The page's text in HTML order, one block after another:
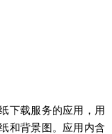
下载服务的应用，用
和背景图。应用内含